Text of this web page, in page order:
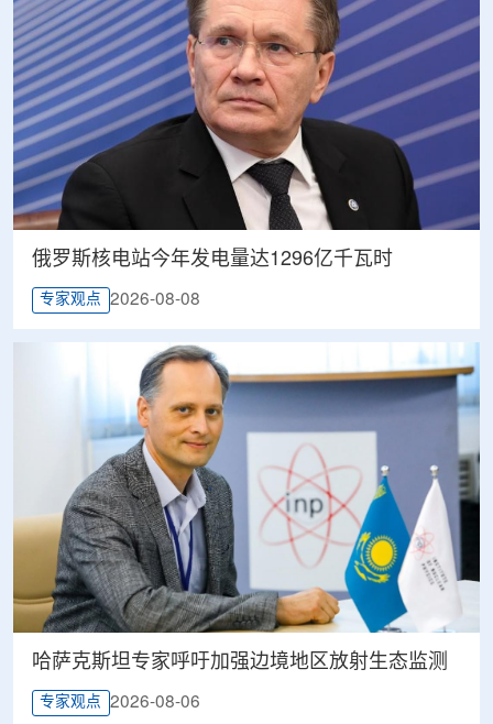
俄罗斯核电站今年发电量达1296亿千瓦时
专家观点 2026-08-08
哈萨克斯坦专家呼吁加强边境地区放射生态监测
专家观点 2026-08-06